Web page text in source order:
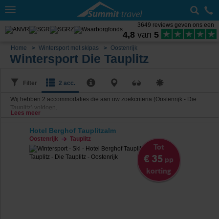
Toggle
3649 reviews geven ons een
4,8 van 5
Home Wintersport met skipas Oostenrijk
Wintersport Die Tauplitz
Filter 2 acc.
Wij hebben 2 accommodaties die aan uw zoekcriteria (Oostenrijk - Die
Tauplitz) voldoen.
Lees meer
Hotel Berghof Tauplitzalm
Oostenrijk Tauplitz
Tot
€ 35 pp
korting